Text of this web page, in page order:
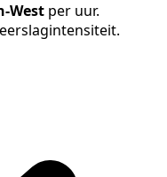
West per uur.